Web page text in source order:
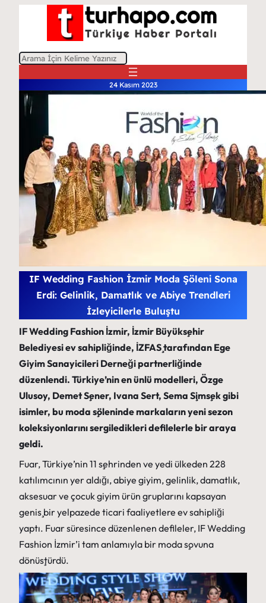
A
r
a
24 Kasım 2023
IF Wedding Fashion İzmir Moda Şöleni Sona
Erdi: Gelinlik, Damatlık ve Abiye Trendleri
İzleyicilerle Buluştu
IF Wedding Fashion İzmir, İzmir Büyükşehir
Belediyesi ev sahipliğinde, İZFAŞ tarafından Ege
Giyim Sanayicileri Derneği partnerliğinde
düzenlendi. Türkiye’nin en ünlü modelleri, Özge
Ulusoy, Demet Şener, Ivana Sert, Sema Şimşek gibi
isimler, bu moda şöleninde markaların yeni sezon
koleksiyonlarını sergiledikleri defilelerle bir araya
geldi.
Fuar, Türkiye’nin 11 şehrinden ve yedi ülkeden 228
katılımcının yer aldığı, abiye giyim, gelinlik, damatlık,
aksesuar ve çocuk giyim ürün gruplarını kapsayan
geniş bir yelpazede ticari faaliyetlere ev sahipliği
yaptı. Fuar süresince düzenlenen defileler, IF Wedding
Fashion İzmir’i tam anlamıyla bir moda şovuna
dönüştürdü.